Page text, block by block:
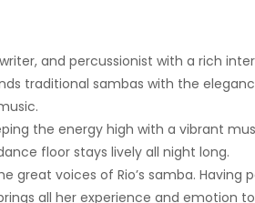
and percussionist with a rich
traditional sambas with the
the energy high with a vibrant
floor stays lively all night long.
great voices of Rio’s samba. Having
all her experience and emotion